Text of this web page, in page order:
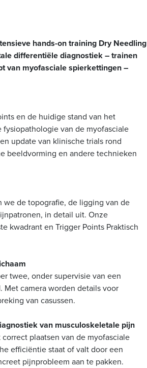
hands-on training Dry Needling
differentiële diagnostiek – trainen
van myofasciale spierkettingen –
en de huidige stand van het
van de myofasciale
update van klinische trials rond
beeldvorming en andere technieken
we de topografie, de ligging van de
in detail uit. Onze
kwadrant en Trigger Points Praktisch
twee, onder supervisie van een
camera worden details voor
van casussen.
van musculoskeletale pijn
plaatsen van de myofasciale
efficiëntie staat of valt door een
pijnprobleem aan te pakken.